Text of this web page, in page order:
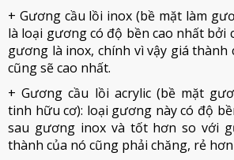
+ Gương cầu lồi inox (bề mặt làm
là loại gương có độ bền cao nhất bởi
gương là inox, chính vì vậy giá thành
cũng sẽ cao nhất.
+ Gương cầu lồi acrylic (bề mặt
tinh hữu cơ): loại gương này có độ
sau gương inox và tốt hơn so với
thành của nó cũng phải chăng, rẻ